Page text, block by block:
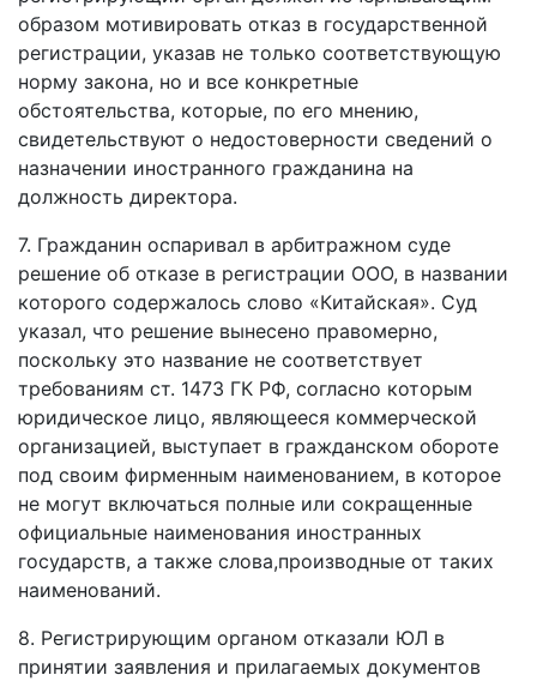
образом мотивировать отказ в государственной
регистрации, указав не только соответствующую
норму закона, но и все конкретные
обстоятельства, которые, по его мнению,
свидетельствуют о недостоверности сведений о
назначении иностранного гражданина на
должность директора.
7. Гражданин оспаривал в арбитражном суде
решение об отказе в регистрации ООО, в названии
которого содержалось слово «Китайская». Суд
указал, что решение вынесено правомерно,
поскольку это название не соответствует
требованиям ст. 1473 ГК РФ, согласно которым
юридическое лицо, являющееся коммерческой
организацией, выступает в гражданском обороте
под своим фирменным наименованием, в которое
не могут включаться полные или сокращенные
официальные наименования иностранных
государств, а также слова,производные от таких
наименований.
8. Регистрирующим органом отказали ЮЛ в
принятии заявления и прилагаемых документов